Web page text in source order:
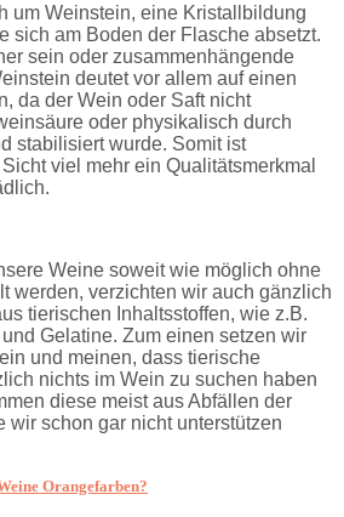
um Weinstein, eine Kristallbildung
sich am Boden der Flasche absetzt.
sein oder zusammenhängende
deutet vor allem auf einen
da der Wein oder Saft nicht
oder physikalisch durch
stabilisiert wurde. Somit ist
viel mehr ein Qualitätsmerkmal
Weine soweit wie möglich ohne
werden, verzichten wir auch gänzlich
tierischen Inhaltsstoffen, wie z.B.
Gelatine. Zum einen setzen wir
und meinen, dass tierische
nichts im Wein zu suchen haben
diese meist aus Abfällen der
wir schon gar nicht unterstützen
Orangefarben?